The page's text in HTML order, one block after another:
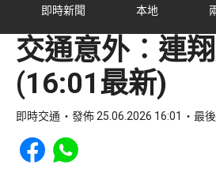
即時新聞 本地
交通意外︰連
(16:01最新)
即時交通 發佈 25.06.2026 16:01 最
Share to Facebook
Share to WhatsApp